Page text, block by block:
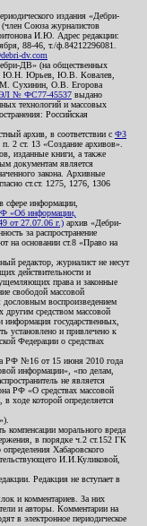
издания «Дебри-
Союза журналистов
И.Ю. Адрес редакции:
88-46, т./ф.84212296081.
dv.com
ДВ» (на общественных
Ю.Н. Юрьев, Ю.В. Ковалев,
Сухинин, О.В. Егорова
№ ФС77-45537 выдано
технологий и массовых
Российская
архив, в соответствии с ФЗ
п. 2 ст. 13 «Создание архивов».
изданные книги, а также
документам является
закона. Архивные
ст.ст. 1275, 1276, 1306
сфере информации,
«Об информации,
от 27.07.06 г.) архив «Дебри-
за распространение
на основании ст.8 «Право на
редактор, журналист не несут
действительности и
права и законные
свободой массовой
воспроизведением
другим средством массовой
государственных,
установлено и привлечено к
Федерации о средствах
РФ №16 от 15 июня 2010 года
информации», «по делам,
не является
РФ «О средствах массовой
ходе которой определяется
компенсации морального вреда
в порядке ч.2 ст.152 ГК
Хабаровского
И.И.Куликовой,
Редакция не вступает в
и комментариев. За них
и авторы. Комментарии на
в электронное периодическое